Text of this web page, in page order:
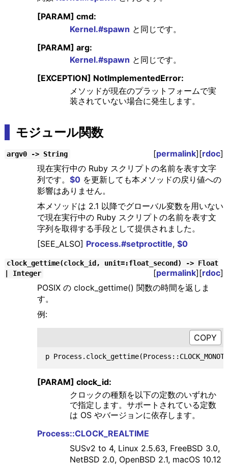
[PARAM] cmd:
Kernel.#spawn と同じです。
[PARAM] arg:
Kernel.#spawn と同じです。
[EXCEPTION] NotImplementedError:
メソッドが現在のプラットフォームで実
装されていない場合に発生します。
モジュール関数
argv0 -> String [permalink][rdoc]
現在実行中の Ruby スクリプトの名前を表す文字
列です。 $0を更新しても本メソッドの戻り値への
影響はありません。
本メソッドは 2.1 以降でグローバル変数を用いない
で現在実行中の Ruby スクリプトの名前を表す文
字列を取得する手段として提供されました。
[SEE_ALSO] Process.#setproctitle, $0
clock_gettime(clock_id, unit=:float_second) -> Float
| Integer
[permalink][rdoc]
POSIX の clock_gettime() 関数の時間を返しま
す。
例:
[PARAM] clock_id:
クロックの種類を以下の定数のいずれか
で指定します。サポートされている定数
は OS やバージョンに依存します。
Process::CLOCK_REALTIME
SUSv2 to 4, Linux 2.5.63, FreeBSD 3.0,
NetBSD 2.0, OpenBSD 2.1, macOS 10.12